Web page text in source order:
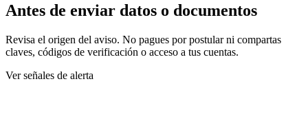
Antes de enviar datos o documentos
Revisa el origen del aviso. No pagues por postular ni compartas
claves, códigos de verificación o acceso a tus cuentas.
Ver señales de alerta